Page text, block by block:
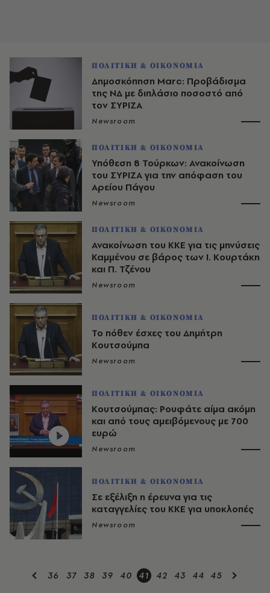
ΠΟΛΙΤΙΚΗ & ΟΙΚΟΝΟΜΙΑ
Δημοσκόπηση Marc: Προβάδισμα
της ΝΔ με διπλάσιο ποσοστό από
τον ΣΥΡΙΖΑ
Newsroom
ΠΟΛΙΤΙΚΗ & ΟΙΚΟΝΟΜΙΑ
Υπόθεση 8 Τούρκων: Ανακοίνωση
του ΣΥΡΙΖΑ για την απόφαση του
Αρείου Πάγου
Newsroom
ΠΟΛΙΤΙΚΗ & ΟΙΚΟΝΟΜΙΑ
Ανακοίνωση του ΚΚΕ για τις μηνύσεις
Καμμένου σε βάρος των Ι. Κουρτάκη
και Π. Τζένου
Newsroom
ΠΟΛΙΤΙΚΗ & ΟΙΚΟΝΟΜΙΑ
Το πόθεν έσχες του Δημήτρη
Κουτσούμπα
Newsroom
ΠΟΛΙΤΙΚΗ & ΟΙΚΟΝΟΜΙΑ
Κουτσούμπας: Ρουφάτε αίμα ακόμη
και από τους αμειβόμενους με 700
ευρώ
Newsroom
ΠΟΛΙΤΙΚΗ & ΟΙΚΟΝΟΜΙΑ
Σε εξέλιξη η έρευνα για τις
καταγγελίες του ΚΚΕ για υποκλοπές
Newsroom
36 37 38 39 40 41 42 43 44 45